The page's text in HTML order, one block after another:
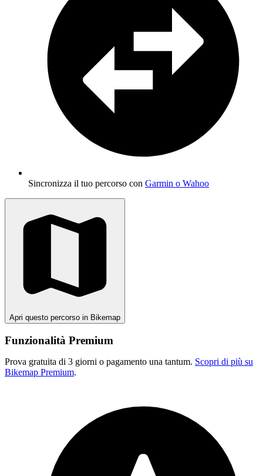
Sincronizza il tuo percorso con Garmin o Wahoo
Apri questo percorso in Bikemap
Funzionalità Premium
Prova gratuita di 3 giorni o pagamento una tantum. Scopri di più su
Bikemap Premium.